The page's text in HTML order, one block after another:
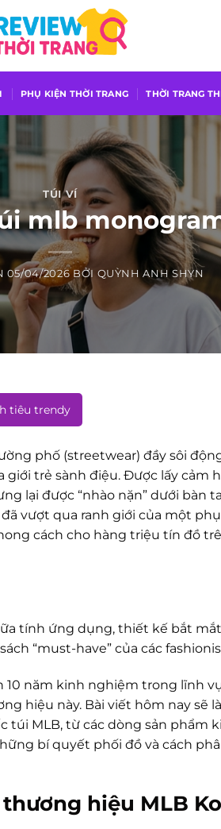
PHỤ KIỆN THỜI TRANG THỜI TRANG
TÚI VÍ
mlb
05/04/2026 BỞI QUỲNH ANH SHYN
tiêu trendy
phố (streetwear) đầy sôi
trẻ sành điệu. Được lấy cảm
lại được “nhào nặn” dưới bàn
vượt qua ranh giới của một
cách cho hàng triệu tín đồ
tính ứng dụng, thiết kế bắt
“must-have” của các
10 năm kinh nghiệm trong lĩnh
hiệu này. Bài viết hôm nay sẽ
túi MLB, từ các dòng sản phẩm
bí quyết phối đồ và cách
hiệu MLB